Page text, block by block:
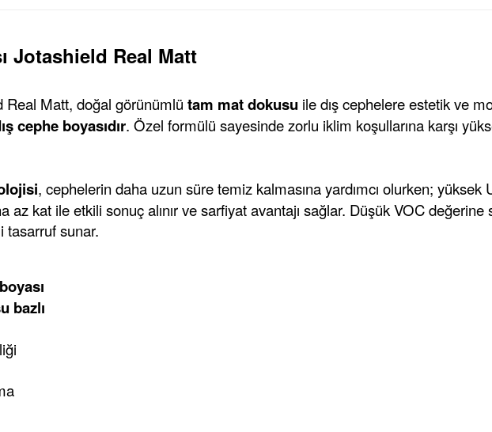
Jotashield Real Matt
Real Matt, doğal görünümlü tam mat dokusu ile dış cephelere estetik ve
cephe boyasıdır. Özel formülü sayesinde zorlu iklim koşullarına karşı
, cephelerin daha uzun süre temiz kalmasına yardımcı olurken; yüksek
az kat ile etkili sonuç alınır ve sarfiyat avantajı sağlar. Düşük VOC
tasarruf sunar.
bazlı